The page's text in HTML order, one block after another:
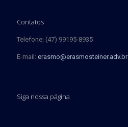
Contatos
Telefone: (47) 99195-8935
E-mail: erasmo@erasmosteiner.adv.br
Siga nossa página